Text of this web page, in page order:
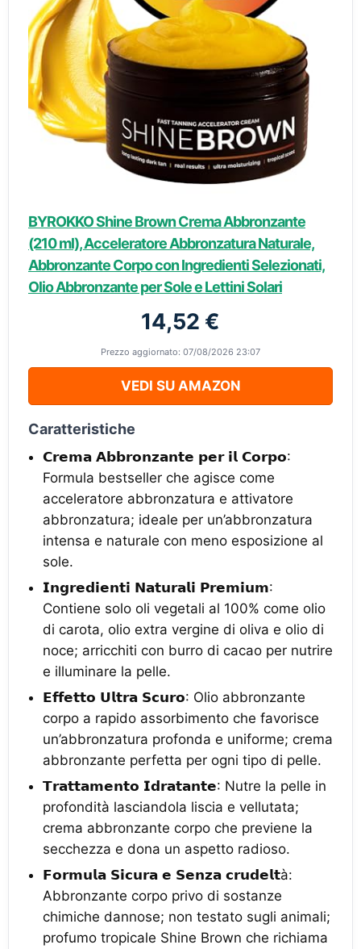
BYROKKO Shine Brown Crema Abbronzante
(210 ml), Acceleratore Abbronzatura Naturale,
Abbronzante Corpo con Ingredienti Selezionati,
Olio Abbronzante per Sole e Lettini Solari
14,52 €
Prezzo aggiornato: 07/08/2026 23:07
VEDI SU AMAZON
Caratteristiche
𝗖𝗿𝗲𝗺𝗮 𝗔𝗯𝗯𝗿𝗼𝗻𝘇𝗮𝗻𝘁𝗲 𝗽𝗲𝗿 𝗶𝗹 𝗖𝗼𝗿𝗽𝗼:
Formula bestseller che agisce come
acceleratore abbronzatura e attivatore
abbronzatura; ideale per un’abbronzatura
intensa e naturale con meno esposizione al
sole.
𝗜𝗻𝗴𝗿𝗲𝗱𝗶𝗲𝗻𝘁𝗶 𝗡𝗮𝘁𝘂𝗿𝗮𝗹𝗶 𝗣𝗿𝗲𝗺𝗶𝘂𝗺:
Contiene solo oli vegetali al 100% come olio
di carota, olio extra vergine di oliva e olio di
noce; arricchiti con burro di cacao per nutrire
e illuminare la pelle.
𝗘𝗳𝗳𝗲𝘁𝘁𝗼 𝗨𝗹𝘁𝗿𝗮 𝗦𝗰𝘂𝗿𝗼: Olio abbronzante
corpo a rapido assorbimento che favorisce
un’abbronzatura profonda e uniforme; crema
abbronzante perfetta per ogni tipo di pelle.
𝗧𝗿𝗮𝘁𝘁𝗮𝗺𝗲𝗻𝘁𝗼 𝗜𝗱𝗿𝗮𝘁𝗮𝗻𝘁𝗲: Nutre la pelle in
profondità lasciandola liscia e vellutata;
crema abbronzante corpo che previene la
secchezza e dona un aspetto radioso.
𝗙𝗼𝗿𝗺𝘂𝗹𝗮 𝗦𝗶𝗰𝘂𝗿𝗮 𝗲 𝗦𝗲𝗻𝘇𝗮 𝗰𝗿𝘂𝗱𝗲𝗹𝘁à:
Abbronzante corpo privo di sostanze
chimiche dannose; non testato sugli animali;
profumo tropicale Shine Brown che richiama